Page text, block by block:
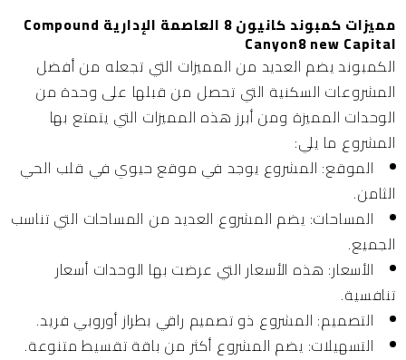
مميزات كمبوند كانيون 8 العاصمة الإدارية Compound
Canyon8 new Capital
الكمبوند يضم العديد من المميزات التي تجعله من أفضل
المشروعات السكنية التي تحصل من قبلها على وحدة من
الوحدات المميزة ومن أبرز هذه المميزات التي يتمتع بها
المشروع ما يلي:
الموقع: المشروع يوجد في موقع حيوي في قلب الحي
الثامن.
المساحات: يضم المشروع العديد من المساحات التي تناسب
الجميع.
الأسعار: هذه الأسعار التي عرضت بها الوحدات أسعار
تنافسية.
التصميم: المشروع ذو تصميم راقي بطراز أوروبي فريد.
التسهيلات: يضم المشروع أكثر من باقة تقسيط متنوعة.